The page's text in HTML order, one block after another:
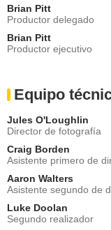
Brian Pitt
Productor delegado
Brian Pitt
Productor ejecutivo
Equipo
Jules O'Loughlin
Director de fotografía
Craig Borden
Asistente primero de
Aaron Walters
Asistente segundo de
Luke Doolan
Segundo realizador